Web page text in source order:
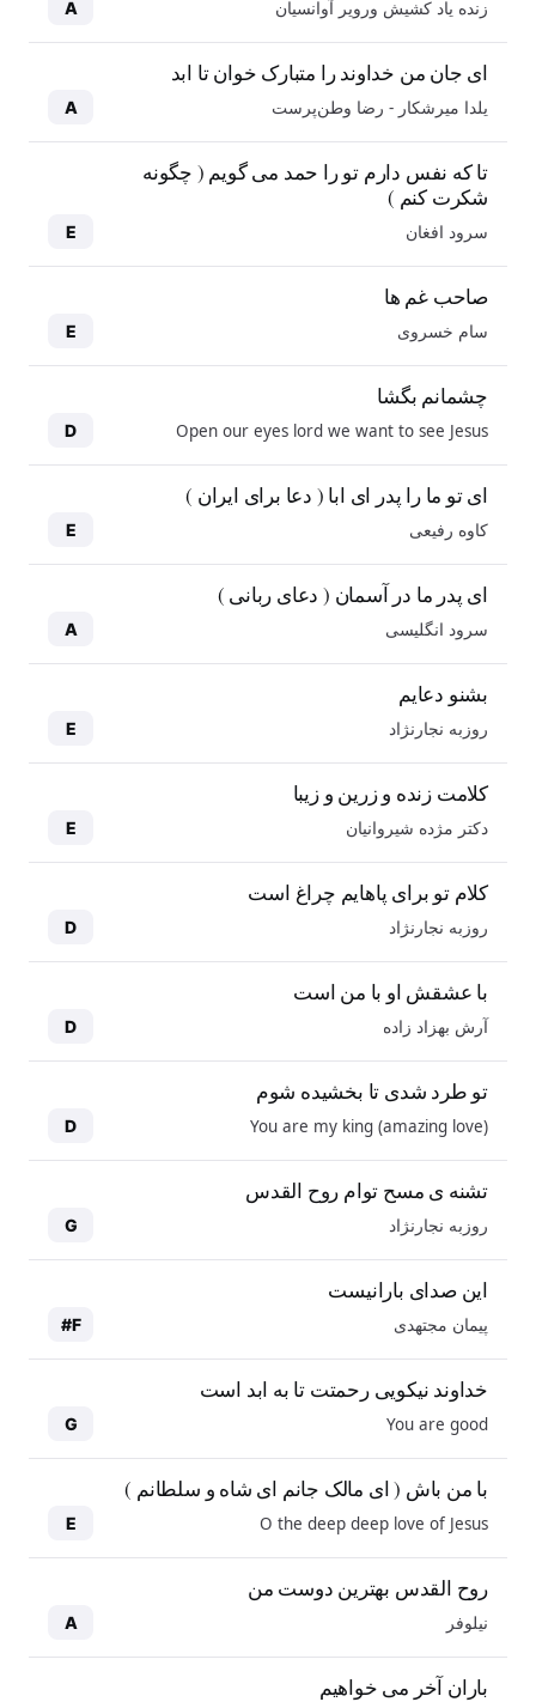
زنده یاد کشیش ورویر آوانسیان A
ای جان من خداوند را متبارک خوان تا ابد
یلدا میرشکار - رضا وطن‌پرست A
تا که نفس دارم تو را حمد می گویم ( چگونه
شکرت کنم )
سرود افغان E
صاحب غم ها
سام خسروی E
چشمانم بگشا
Open our eyes lord we want to see Jesus
D
ای تو ما را پدر ای ابا ( دعا برای ایران )
کاوه رفیعی E
ای پدر ما در آسمان ( دعای ربانی )
سرود انگلیسی A
بشنو دعایم
روزبه نجارنژاد E
کلامت زنده و زرین و زیبا
دکتر مژده شیروانیان E
کلام تو برای پاهایم چراغ است
روزبه نجارنژاد D
با عشقش او با من است
آرش بهزاد زاده D
تو طرد شدی تا بخشیده شوم
You are my king (amazing love)
D
تشنه ی مسح توام روح القدس
روزبه نجارنژاد G
این صدای بارانیست
پیمان مجتهدی F#
خداوند نیکویی رحمتت تا به ابد است
You are good
G
با من باش ( ای مالک جانم ای شاه و سلطانم )
O the deep deep love of Jesus
E
روح القدس بهترین دوست من
نیلوفر A
باران آخر می خواهیم